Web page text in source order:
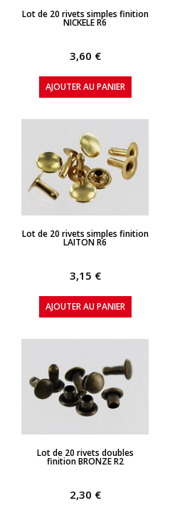
APERÇU RAPIDE
Lot de 20 rivets simples finition
NICKELE R6
3,60 €
AJOUTER AU PANIER
APERÇU RAPIDE
Lot de 20 rivets simples finition
LAITON R6
3,15 €
AJOUTER AU PANIER
APERÇU RAPIDE
Lot de 20 rivets doubles
finition BRONZE R2
2,30 €